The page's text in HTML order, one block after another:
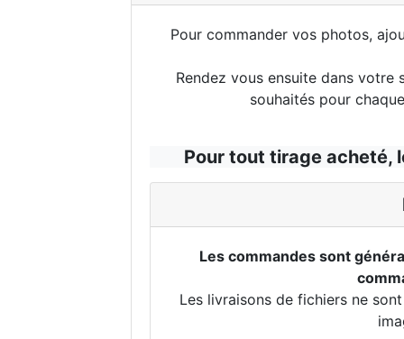
Pour commander vos photos,
Rendez vous ensuite dans
souhaités pour
Pour tout tirage acheté,
Les commandes sont
Les livraisons de fichiers ne